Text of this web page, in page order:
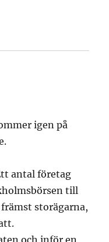
igen på
antal företag
till
storägarna,